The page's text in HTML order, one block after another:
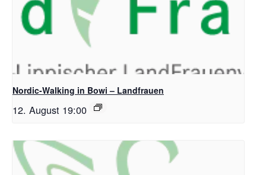
Nordic-Walking in Bowi – Landfrauen
12. August 19:00